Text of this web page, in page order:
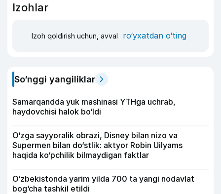
Izohlar
Izoh qoldirish uchun, avval ro‘yxatdan o‘ting
So‘nggi yangiliklar
Samarqandda yuk mashinasi YTHga uchrab,
haydovchisi halok bo‘ldi
O‘zga sayyoralik obrazi, Disney bilan nizo va
Supermen bilan do‘stlik: aktyor Robin Uilyams
haqida ko‘pchilik bilmaydigan faktlar
O‘zbekistonda yarim yilda 700 ta yangi nodavlat
bog‘cha tashkil etildi